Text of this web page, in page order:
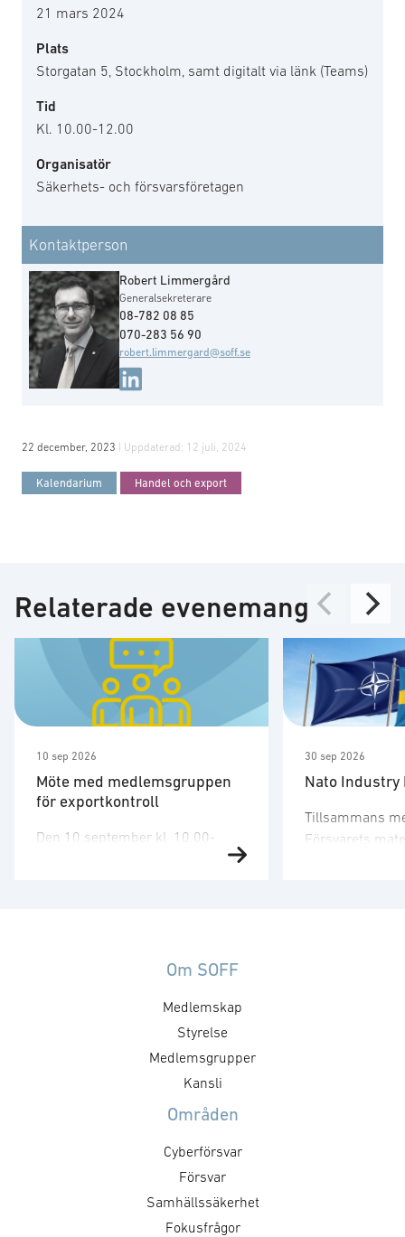
21 mars 2024
Plats
Storgatan 5, Stockholm, samt digitalt via länk (Teams)
Tid
Kl. 10.00-12.00
Organisatör
Säkerhets- och försvarsföretagen
Kontaktperson
Robert Limmergård
Generalsekreterare
08-782 08 85
070-283 56 90
robert.limmergard@soff.se
22 december, 2023 | Uppdaterad: 12 juli, 2024
Kalendarium Handel och export
Relaterade evenemang
10 sep 2026
Möte med medlemsgruppen
för exportkontroll
Den 10 september kl. 10.00-
12.00 har SOFF:s medlemsgrupp
Kallelse och agenda sänds ut av
diskutera bl.a. förslag till
skrivelser. För mer information,
vänligen, kontakta: Victor
30 sep 2026
Nato Industry
Tillsammans
Försvarets
Om SOFF
Medlemskap
Styrelse
Medlemsgrupper
Kansli
Områden
Cyberförsvar
Försvar
Samhällssäkerhet
Fokusfrågor